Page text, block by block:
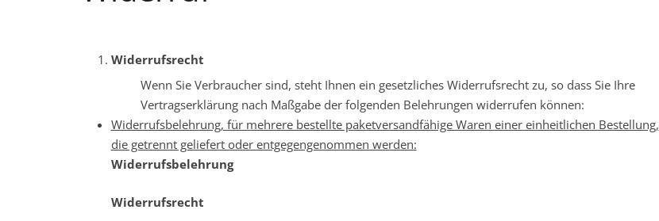
Widerrufsrecht
Wenn Sie Verbraucher sind, steht Ihnen ein gesetzliches Widerrufsrecht zu, so dass Sie Ihre
Vertragserklärung nach Maßgabe der folgenden Belehrungen widerrufen können:
Widerrufsbelehrung, für mehrere bestellte paketversandfähige Waren einer einheitlichen Bestellung,
die getrennt geliefert oder entgegengenommen werden:
Widerrufsbelehrung
Widerrufsrecht